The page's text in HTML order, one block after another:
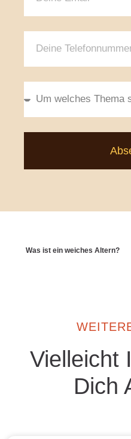
Was ist ein weiches Altern?
Vielleicht
Dich